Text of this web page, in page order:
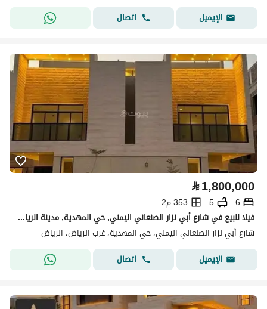
الإيميل
اتصال
⃁1,800,000
6
5
353 م2
فيلا للبيع في شارع أبي نزار الصنعاني اليمني, حي المهدية, مدينة الرياض
شارع أبي نزار الصنعاني اليمني، حي المهدية، غرب الرياض، الرياض
الإيميل
اتصال